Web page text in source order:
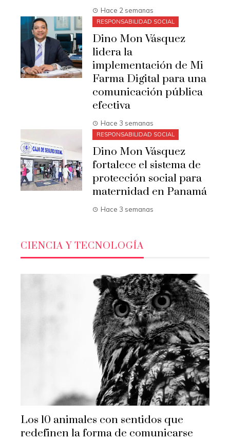
Hace 2 semanas
RESPONSABILIDAD SOCIAL
Dino Mon Vásquez
lidera la
implementación de Mi
Farma Digital para una
comunicación pública
efectiva
Hace 3 semanas
RESPONSABILIDAD SOCIAL
Dino Mon Vásquez
fortalece el sistema de
protección social para
maternidad en Panamá
Hace 3 semanas
CIENCIA Y TECNOLOGÍA
Los 10 animales con sentidos que
redefinen la forma de comunicarse